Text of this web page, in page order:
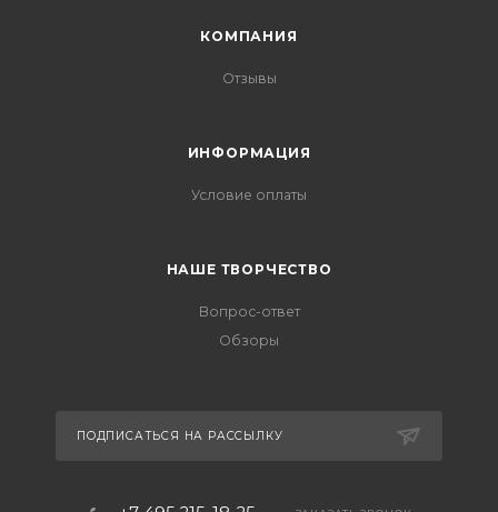
КОМПАНИЯ
Отзывы
ИНФОРМАЦИЯ
Условие оплаты
НАШЕ ТВОРЧЕСТВО
Вопрос-ответ
Обзоры
ПОДПИСАТЬСЯ НА РАССЫЛКУ